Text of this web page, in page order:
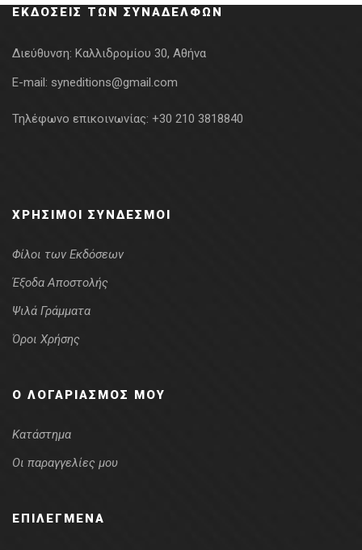
ΕΚΔΌΣΕΙΣ ΤΩΝ ΣΥΝΑΔΈΛΦΩΝ
Διεύθυνση: Καλλιδρομίου 30, Αθήνα
E-mail: syneditions@gmail.com
Τηλέφωνο επικοινωνίας: +30 210 3818840
ΧΡΉΣΙΜΟΙ ΣΎΝΔΕΣΜΟΙ
Φίλοι των Εκδόσεων
Έξοδα Αποστολής
Ψιλά Γράμματα
Όροι Χρήσης
Ο ΛΟΓΑΡΙΑΣΜΌΣ ΜΟΥ
Κατάστημα
Οι παραγγελίες μου
ΕΠΙΛΕΓΜΈΝΑ